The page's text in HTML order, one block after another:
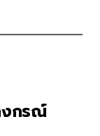
งกรณ์